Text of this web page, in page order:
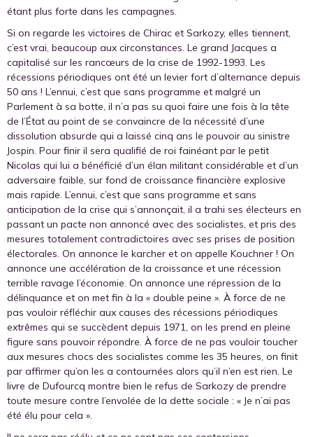
étant plus forte dans les campagnes.
Si on regarde les victoires de Chirac et Sarkozy, elles tiennent,
c’est vrai, beaucoup aux circonstances. Le grand Jacques a
capitalisé sur les rancœurs de la crise de 1992-1993. Les
récessions périodiques ont été un levier fort d’alternance depuis
50 ans ! L’ennui, c’est que sans programme et malgré un
Parlement à sa botte, il n’a pas su quoi faire une fois à la tête
de l’État au point de se convaincre de la nécessité d’une
dissolution absurde qui a laissé cinq ans le pouvoir au sinistre
Jospin. Pour finir il sera qualifié de roi fainéant par le petit
Nicolas qui lui a bénéficié d’un élan militant considérable et d’un
adversaire faible, sur fond de croissance financière explosive
mais rapide. L’ennui, c’est que sans programme et sans
anticipation de la crise qui s’annonçait, il a trahi ses électeurs en
passant un pacte non annoncé avec des socialistes, et pris des
mesures totalement contradictoires avec ses prises de position
électorales. On annonce le karcher et on appelle Kouchner ! On
annonce une accélération de la croissance et une récession
terrible ravage l’économie. On annonce une répression de la
délinquance et on met fin à la « double peine ». À force de ne
pas vouloir réfléchir aux causes des récessions périodiques
extrêmes qui se succèdent depuis 1971, on les prend en pleine
figure sans pouvoir répondre. À force de ne pas vouloir toucher
aux mesures chocs des socialistes comme les 35 heures, on finit
par affirmer qu’on les a contournées alors qu’il n’en est rien. Le
livre de Dufourcq montre bien le refus de Sarkozy de prendre
toute mesure contre l’envolée de la dette sociale : « Je n’ai pas
été élu pour cela ».